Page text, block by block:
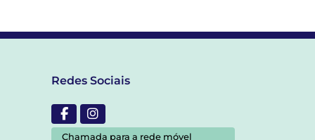
Redes Sociais
Chamada para a rede móvel